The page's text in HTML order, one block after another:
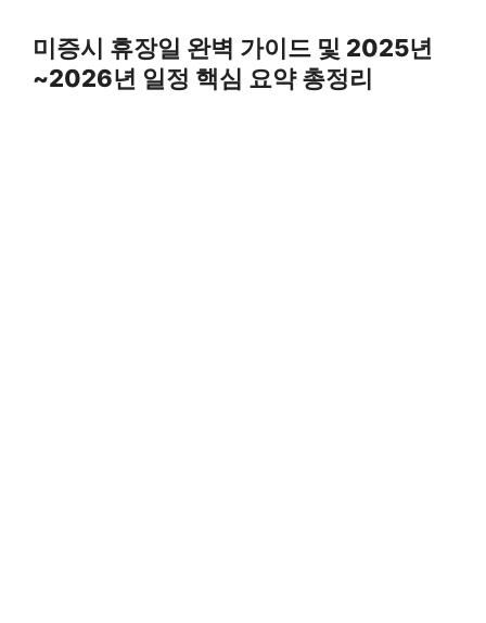
content
미증시 휴장일 완벽 가이드 및 2025년
~2026년 일정 핵심 요약 총정리